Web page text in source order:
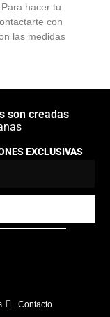
hacer tu
con
las medidas
son creadas
EXCLUSIVAS
Contacto